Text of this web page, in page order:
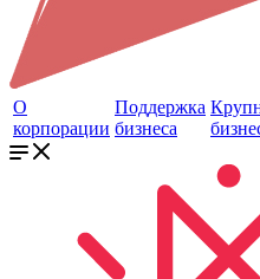
О
корпорации
Поддержка
бизнеса